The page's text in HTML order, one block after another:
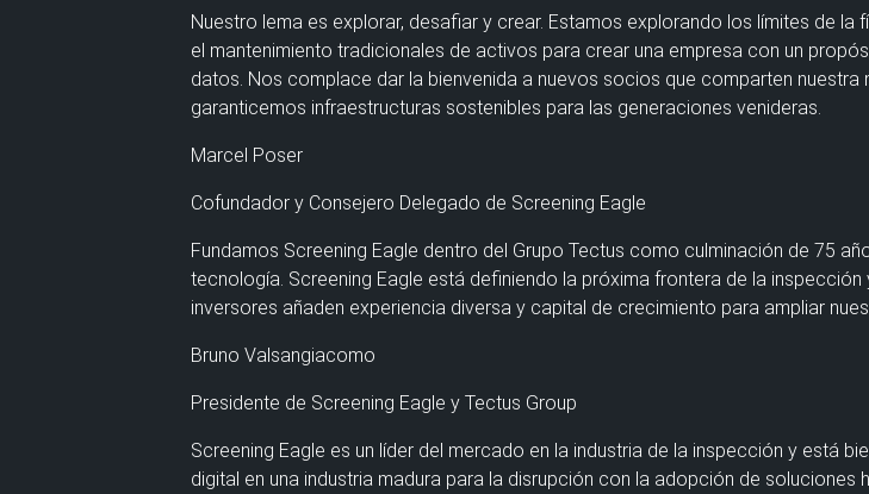
Nuestro lema es explorar, desafiar y crear. Estamos explorando los límites de
el mantenimiento tradicionales de activos para crear una empresa con un
datos. Nos complace dar la bienvenida a nuevos socios que comparten
garanticemos infraestructuras sostenibles para las generaciones venideras.
Marcel Poser
Cofundador y Consejero Delegado de Screening Eagle
Fundamos Screening Eagle dentro del Grupo Tectus como culminación de 75
tecnología. Screening Eagle está definiendo la próxima frontera de la
inversores añaden experiencia diversa y capital de crecimiento para ampliar
Bruno Valsangiacomo
Presidente de Screening Eagle y Tectus Group
Screening Eagle es un líder del mercado en la industria de la inspección y está
digital en una industria madura para la disrupción con la adopción de